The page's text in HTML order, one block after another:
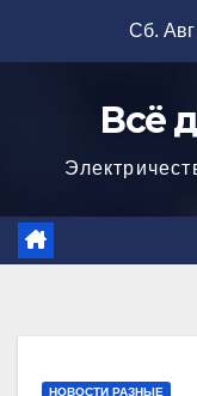
Сб.
Всё
НОВОСТИ РАЗНЫЕ